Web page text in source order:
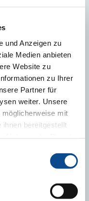
und Anzeigen zu
Medien anbieten
Website zu
zu Ihrer
Partner für
weiter. Unsere
mit
bereitgestellt